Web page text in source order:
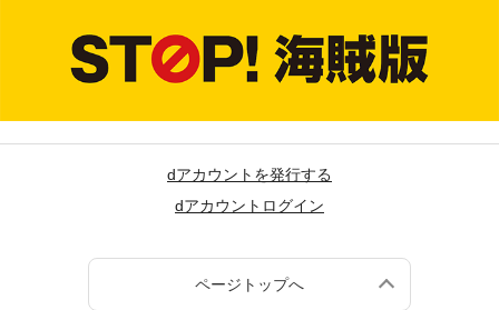
dアカウントを発行する
dアカウントログイン
ページトップへ